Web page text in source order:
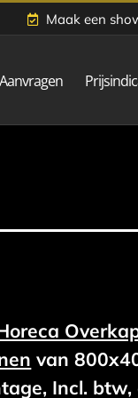
Maak een
van
Incl. btw,